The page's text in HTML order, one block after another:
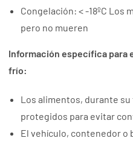
Congelación: < -18ºC Los
pero no mueren
Información específica para
frío:
Los alimentos, durante
protegidos para evitar
El vehículo, contenedor o